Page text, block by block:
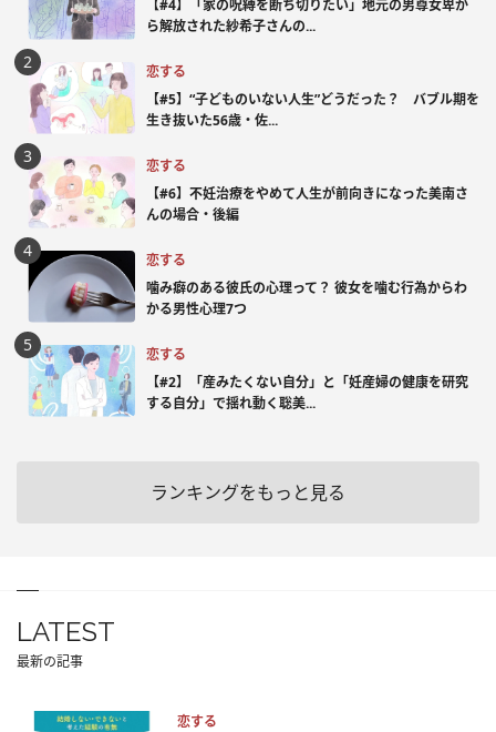
【#4】「家の呪縛を断ち切りたい」地元の男尊女卑か
ら解放された紗希子さんの...
恋する
【#5】“子どものいない人生”どうだった？ バブル期を
生き抜いた56歳・佐...
恋する
【#6】不妊治療をやめて人生が前向きになった美南さ
んの場合・後編
恋する
噛み癖のある彼氏の心理って？ 彼女を噛む行為からわ
かる男性心理7つ
恋する
【#2】「産みたくない自分」と「妊産婦の健康を研究
する自分」で揺れ動く聡美...
ランキングをもっと見る
LATEST
最新の記事
恋する